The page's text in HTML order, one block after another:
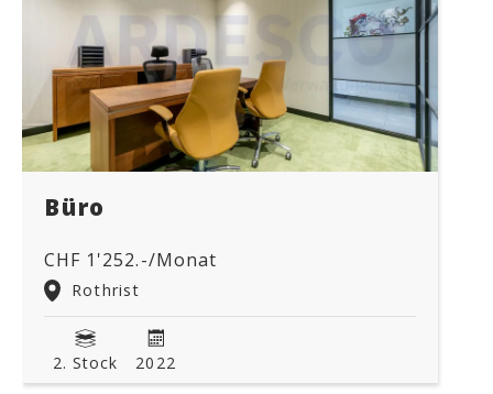
Büro
CHF 1'252.-/Monat
Rothrist
2. Stock 2022